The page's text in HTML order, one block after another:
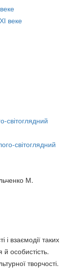
світоглядний
М.
і взаємодії таких
й особистість.
творчості.